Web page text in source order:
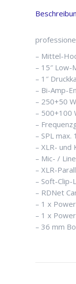
– Mittel-
– 15″ Low-
– 1″
– Bi-Amp-
– 250+50
– 500+100
–
– SPL max.
– XLR- und
– Mic- /
– XLR-
– Soft-Clip-
– RDNet
– 1 x
– 1 x
– 36 mm